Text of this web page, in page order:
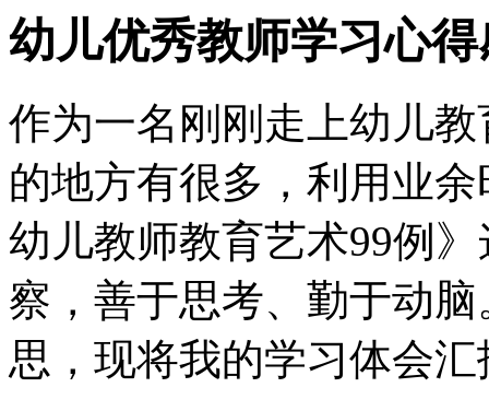
幼儿优秀教师学习心
作为一名刚刚走上幼儿
的地方有很多，利用业
幼儿教师教育艺术99例
察，善于思考、勤于动
思，现将我的学习体会